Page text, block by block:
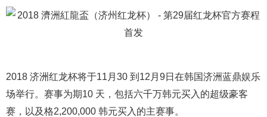
2018 济洲红龙杯将于11月30 到12月9日在韩国济洲蓝鼎娱乐
场举行。赛事为期10 天，包括六千万韩元买入的超级豪客
赛，以及格2,200,000 韩元买入的主赛事。